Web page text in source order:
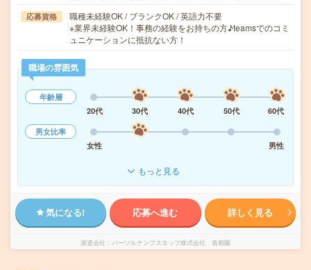
応募資格
職種未経験OK / ブランクOK / 英語力不要
※業界未経験OK！事務の経験をお持ちの方♪teamsでのコミ
ュニケーションに抵抗ない方！
職場の雰囲気
年齢層
20代
30代 40代 50代
60代
男女比率
女性
男性
もっと見る
気になる! 応募へ進む 詳しく見る
派遣会社 パーソルテンプスタッフ株式会社 首都圏